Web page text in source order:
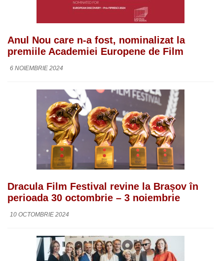
Anul Nou care n-a fost, nominalizat la
premiile Academiei Europene de Film
6 NOIEMBRIE 2024
Dracula Film Festival revine la Brașov în
perioada 30 octombrie – 3 noiembrie
10 OCTOMBRIE 2024